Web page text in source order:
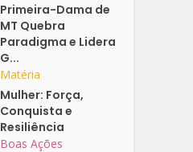
Primeira-Dama de
MT Quebra
Paradigma e Lidera
G...
Matéria
Mulher: Força,
Conquista e
Resiliência
Boas Ações